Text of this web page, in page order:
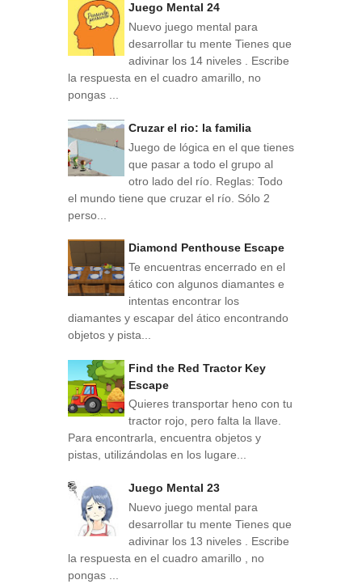
Juego Mental 24
Nuevo juego mental para
desarrollar tu mente Tienes que
adivinar los 14 niveles . Escribe
la respuesta en el cuadro amarillo, no
pongas ...
Cruzar el rio: la familia
Juego de lógica en el que tienes
que pasar a todo el grupo al
otro lado del río. Reglas: Todo
el mundo tiene que cruzar el río. Sólo 2
perso...
Diamond Penthouse Escape
Te encuentras encerrado en el
ático con algunos diamantes e
intentas encontrar los
diamantes y escapar del ático encontrando
objetos y pista...
Find the Red Tractor Key
Escape
Quieres transportar heno con tu
tractor rojo, pero falta la llave.
Para encontrarla, encuentra objetos y
pistas, utilizándolas en los lugare...
Juego Mental 23
Nuevo juego mental para
desarrollar tu mente Tienes que
adivinar los 13 niveles . Escribe
la respuesta en el cuadro amarillo , no
pongas ...